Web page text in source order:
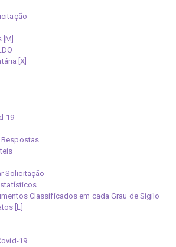
[X]
19
Respostas
Solicitação
Classificados em cada Grau de Sigilo
[L]
19